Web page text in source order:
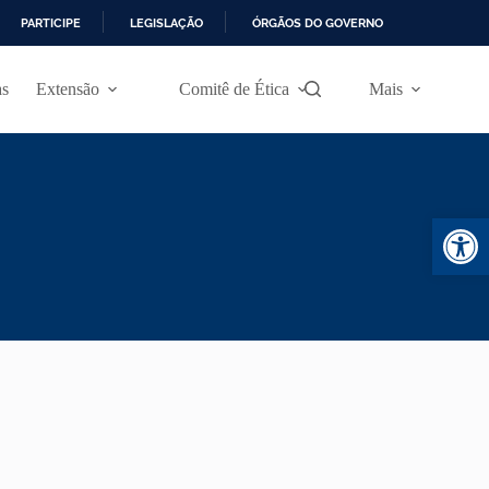
PARTICIPE LEGISLAÇÃO ÓRGÃOS DO GOVERNO
Extensão Comitê de Ética Mais